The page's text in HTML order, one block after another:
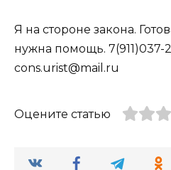
Я на стороне закона.
нужна помощь. 7(911)037-
cons.urist@mail.ru
Оцените статью